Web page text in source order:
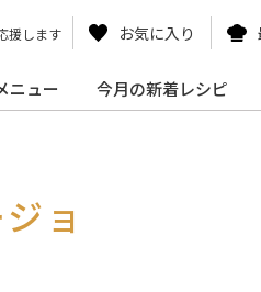
援します お気に入り
ニュー 今月の新着レシピ
ョ